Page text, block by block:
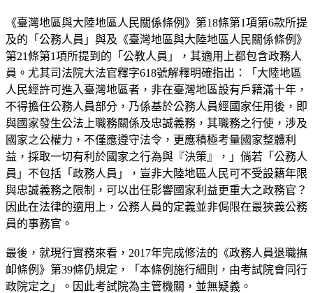
《臺灣地區與大陸地區人民關係條例》第18條第1項第6款所提
及的「公務人員」與及《臺灣地區與大陸地區人民關係條例》
第21條第1項所提到的「公教人員」，其適用上都包含政務人
員。尤其司法院大法官釋字618號解釋明確指出：「大陸地區
人民經許可進入臺灣地區者，非在臺灣地區設有戶籍滿十年，
不得擔任公務人員部分，乃係基於公務人員經國家任用後，即
與國家發生公法上職務關係及忠誠義務，其職務之行使，涉及
國家之公權力，不僅應遵守法令，更應積極考量國家整體利
益，採取一切有利於國家之行為與『決策』，」倘若「公務人
員」不包括「政務人員」，豈非大陸地區人民可不受設籍年限
與忠誠義務之限制，可以出任影響國家利益更重大之政務官？
因此在法律的適用上，公務人員的定義並非侷限在最狹義公務
員的事務官。
最後，就現行實務來看，2017年完成修法的《政務人員退職撫
卹條例》第39條仍規定，「本條例施行細則，由考試院會同行
政院定之」。因此考試院為主管機關，並無疑義。